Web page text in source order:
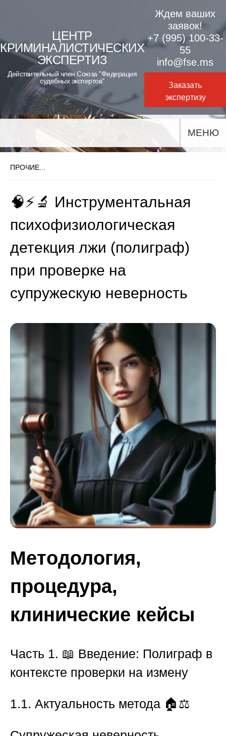
content
ЦЕНТР
КРИМИНАЛИСТИЧЕСКИХ
ЭКСПЕРТИЗ
Действительный член Союза "Федерация
судебных экспертов"
Ждем ваших
заявок!
+7 (995) 100-33-
55
info@fse.ms
Заказать
экспертизу
МЕНЮ
ПРОЧИЕ...
🧠⚡🔬 Инструментальная
психофизиологическая
детекция лжи (полиграф)
при проверке на
супружескую неверность
Методология,
процедура,
клинические кейсы
Часть 1. 📖 Введение: Полиграф в
контексте проверки на измену
1.1. Актуальность метода 🏠⚖️